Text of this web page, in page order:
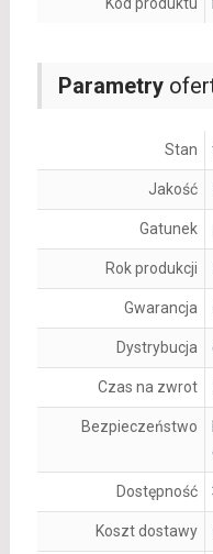
Parametry
Stan
Jakość
Gatunek
Rok produkcji
Gwarancja
Dystrybucja
Czas na zwrot
Bezpieczeństwo
Dostępność
Koszt dostawy